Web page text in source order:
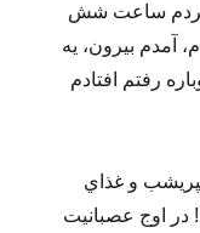
کردم ساعت شش
آمدم بيرون، يه
رفتم افتادم
و غذاي
در اوج عصبانيت